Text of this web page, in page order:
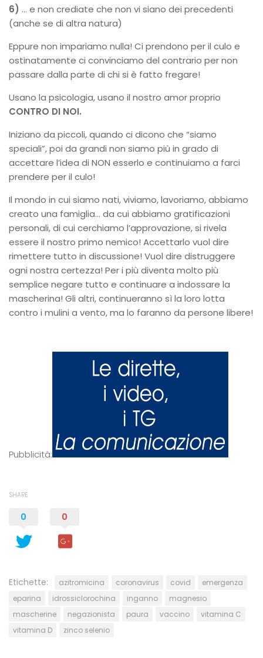
6) … e non crediate che non vi siano dei precedenti
(anche se di altra natura)
Eppure non impariamo nulla! Ci prendono per il culo e
ostinatamente ci convinciamo del contrario per non
passare dalla parte di chi si è fatto fregare!
Usano la psicologia, usano il nostro amor proprio
CONTRO DI NOI.
Iniziano da piccoli, quando ci dicono che “siamo
speciali”, poi da grandi non siamo più in grado di
accettare l’idea di NON esserlo e continuiamo a farci
prendere per il culo!
Il mondo in cui siamo nati, viviamo, lavoriamo, abbiamo
creato una famiglia… da cui abbiamo gratificazioni
personali, di cui cerchiamo l’approvazione, si rivela
essere il nostro primo nemico! Accettarlo vuol dire
rimettere tutto in discussione! Vuol dire distruggere
ogni nostra certezza! Per i più diventa molto più
semplice negare tutto e continuare a indossare la
mascherina! Gli altri, continueranno sì la loro lotta
contro i mulini a vento, ma lo faranno da persone libere!
Pubblicità:
SHARE
0 0
Etichette: azitromicina coronavirus covid
emergenza
eparina
idrossiclorochina inganno
magnesio
mascherine
negazionista paura vaccino
vitamina C
vitamina D
zinco selenio